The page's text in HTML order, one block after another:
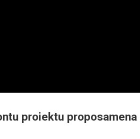
proiektu proposamena